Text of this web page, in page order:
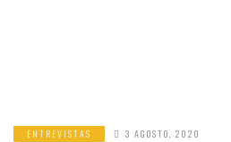
ENTREVISTAS 3 AGOSTO, 2020